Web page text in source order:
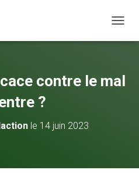
contre le mal
?
le 14 juin 2023